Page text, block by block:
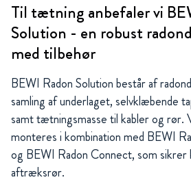
Til tætning anbefaler vi
Solution - en robust
med tilbehør
BEWI Radon Solution består af
samling af underlaget, selvklæbende
samt tætningsmasse til kabler og rør.
monteres i kombination med BEWI
og BEWI Radon Connect, som
aftræksrør.